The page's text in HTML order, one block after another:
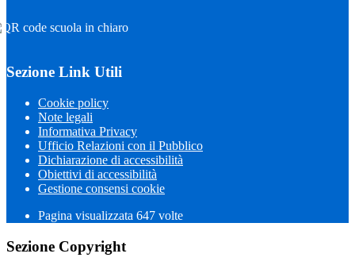
Sezione Link Utili
Cookie policy
Note legali
Informativa Privacy
Ufficio Relazioni con il Pubblico
Dichiarazione di accessibilità
Obiettivi di accessibilità
Gestione consensi cookie
Pagina visualizzata 647 volte
Sezione Copyright